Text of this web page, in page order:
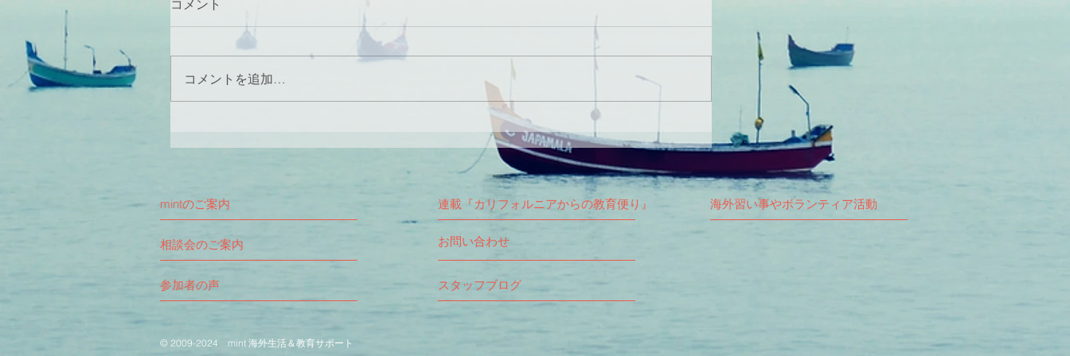
コメント
コメントを追加…
相談会のご案内
mintのご案内
参加者の声
お問い合わせ
連載『カリフォルニアからの教育便り』
​©︎ 2009-2024 mint 海外生活＆教育サポート
スタッフブログ
海外習い事やボランティア活動